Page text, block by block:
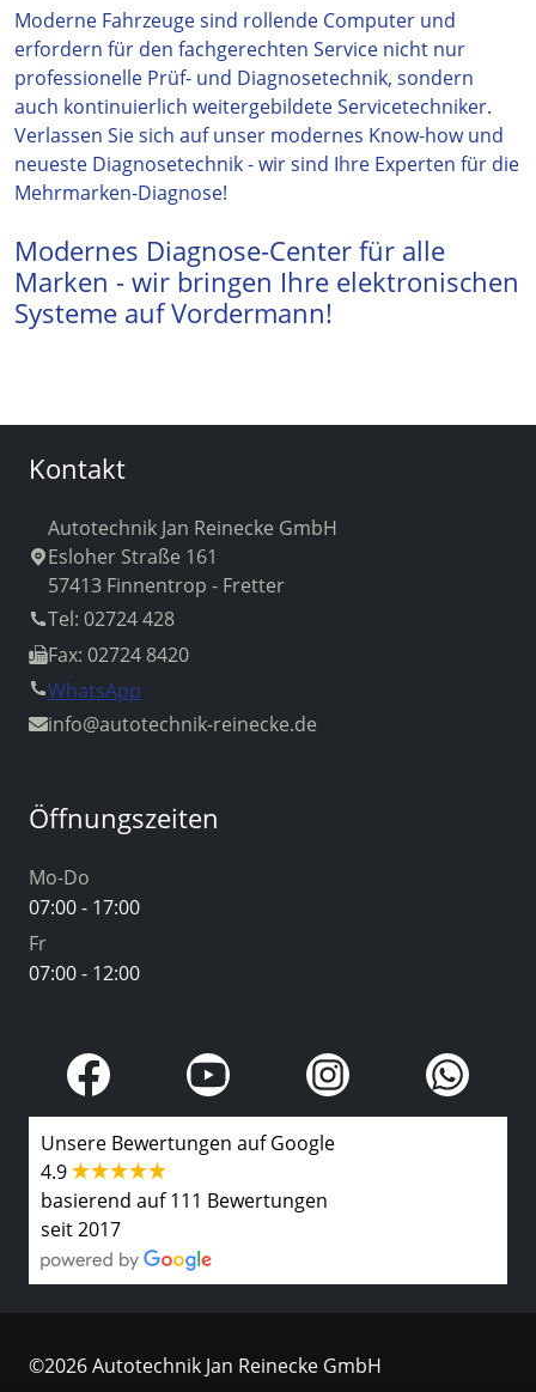
Moderne Fahrzeuge sind rollende Computer und
erfordern für den fachgerechten Service nicht nur
professionelle Prüf- und Diagnosetechnik, sondern
auch kontinuierlich weitergebildete Servicetechniker.
Verlassen Sie sich auf unser modernes Know-how und
neueste Diagnosetechnik - wir sind Ihre Experten für die
Mehrmarken-Diagnose!
Modernes Diagnose-Center für alle
Marken - wir bringen Ihre elektronischen
Systeme auf Vordermann!
Kontakt
Autotechnik Jan Reinecke GmbH
Esloher Straße 161
57413 Finnentrop - Fretter
Tel: 02724 428
Fax: 02724 8420
WhatsApp
info@autotechnik-reinecke.de
Öffnungszeiten
Mo-Do
07:00 - 17:00
Fr
07:00 - 12:00
Unsere Bewertungen auf Google
4.9
basierend auf 111 Bewertungen
seit 2017
©2026 Autotechnik Jan Reinecke GmbH